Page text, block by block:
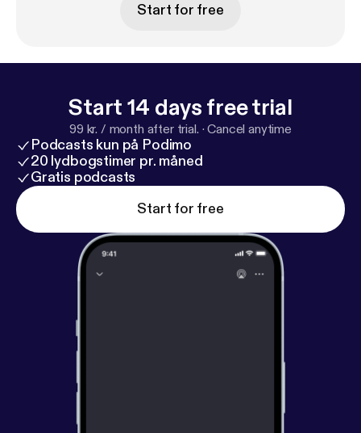
Start for free
Start 14 days free trial
99 kr. / month after trial. ·Cancel anytime
Podcasts kun på Podimo
20 lydbogstimer pr. måned
Gratis podcasts
Start for free